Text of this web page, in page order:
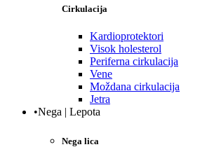
Cirkulacija
Kardioprotektori
Visok holesterol
Periferna cirkulacija
Vene
Moždana cirkulacija
Jetra
•Nega | Lepota
Nega lica